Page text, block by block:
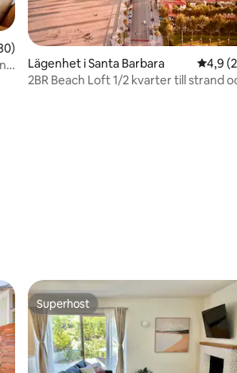
i genomsnittligt betyg, 180 omdömen
Lägenhet i Santa Barbara 4,9 av
4,9
2BR Beach Loft 1/2 kvarter till strand
Superhost
Superhost